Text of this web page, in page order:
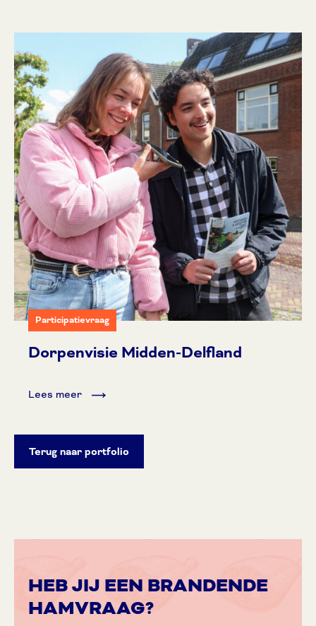
Participatievraag
Dorpenvisie Midden-Delfland
Lees meer
Terug naar portfolio
HEB JIJ EEN BRANDENDE
HAMVRAAG?